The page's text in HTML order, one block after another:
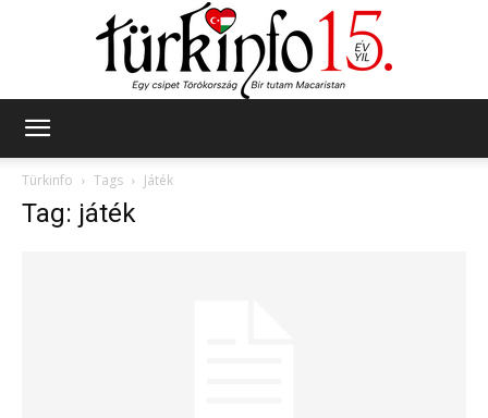
Türkinfo
Tags Játék
Tag: játék